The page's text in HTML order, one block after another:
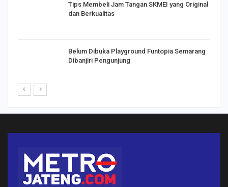
Tips Membeli Jam Tangan SKMEI yang Original
dan Berkualitas
Belum Dibuka Playground Funtopia Semarang
Dibanjiri Pengunjung